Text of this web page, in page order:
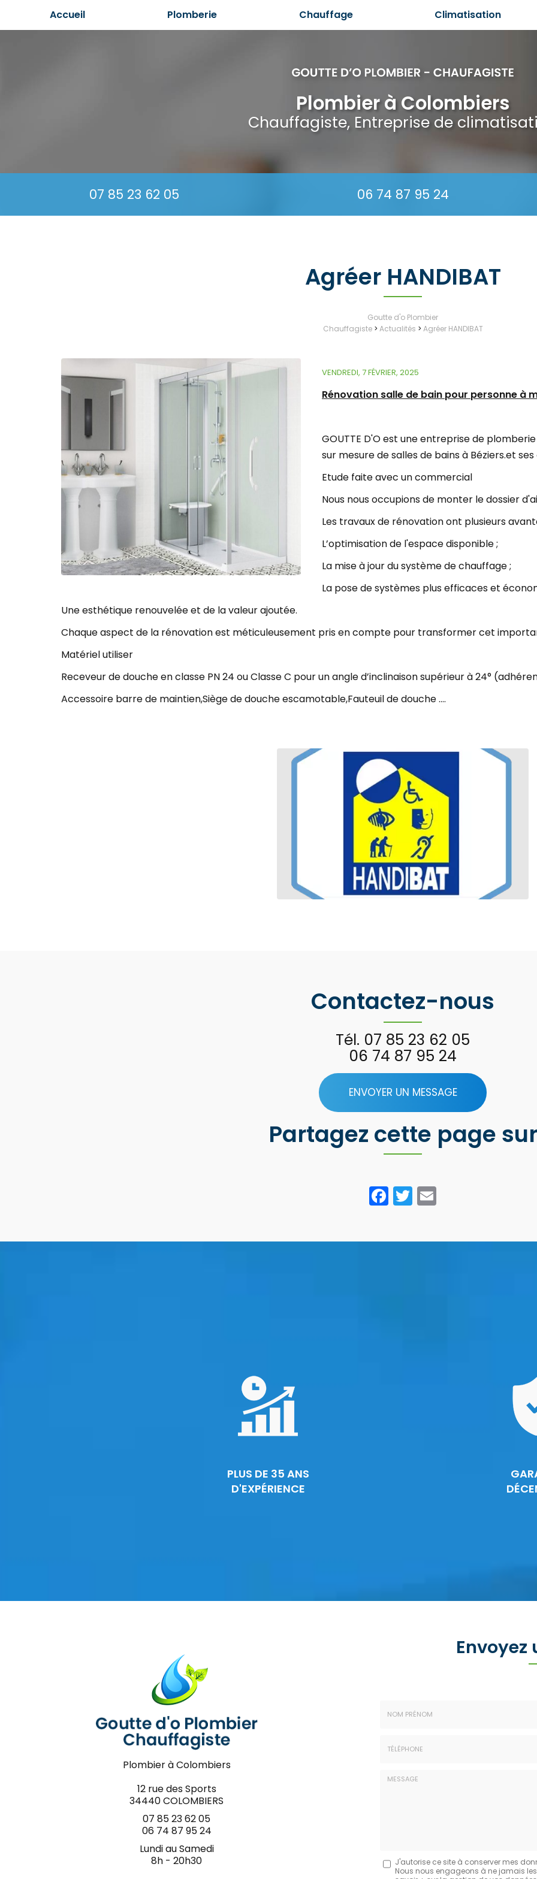
Accueil Plomberie Chauffage Climatisation
Plombier à Colombiers
Chauffagiste, Entreprise de
07 85 23 62 05 06 74 87 95 24
Agréer HANDIBAT
Goutte d'o Plombier
Chauffagiste> Actualités > Agréer HANDIBAT
VENDREDI, 7 FÉVRIER, 2025
Rénovation salle de bain pour personne à
GOUTTE D'O est une entreprise de
sur mesure de salles de bains à Béziers.et
Etude faite avec un commercial
Nous nous occupions de monter le dossier
Les travaux de rénovation ont plusieurs
L’optimisation de l'espace disponible ;
La mise à jour du système de chauffage ;
La pose de systèmes plus efficaces et
Une esthétique renouvelée et de la valeur ajoutée.
Chaque aspect de la rénovation est méticuleusement pris en compte pour transformer cet
Matériel utiliser
Receveur de douche en classe PN 24 ou Classe C pour un angle d’inclinaison supérieur à 24°
Accessoire barre de maintien,Siège de douche escamotable,Fauteuil de douche ....
Contactez-nous
Tél. 07 85 23 62 05
06 74 87 95 24
ENVOYER UN MESSAGE
Partagez cette page sur
Facebook
Twitter
PLUS DE 35 ANS
D'EXPÉRIENCE
Plombier à Colombiers
12 rue des Sports
34440 COLOMBIERS
07 85 23 62 05
06 74 87 95 24
Lundi au Samedi
8h - 20h30
Envoyez
Message
J'autorise ce site à conserver mes
Nous nous engageons à ne jamais